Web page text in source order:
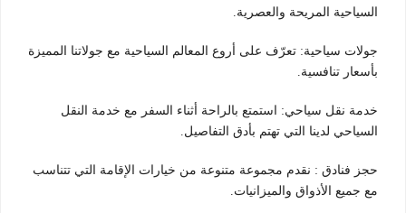
السياحية المريحة والعصرية.
جولات سياحية: تعرّف على أروع المعالم السياحية مع جولاتنا المميزة
بأسعار تنافسية.
خدمة نقل سياحي: استمتع بالراحة أثناء السفر مع خدمة النقل
السياحي لدينا التي تهتم بأدق التفاصيل.
حجز فنادق : نقدم مجموعة متنوعة من خيارات الإقامة التي تتناسب
مع جميع الأذواق والميزانيات.